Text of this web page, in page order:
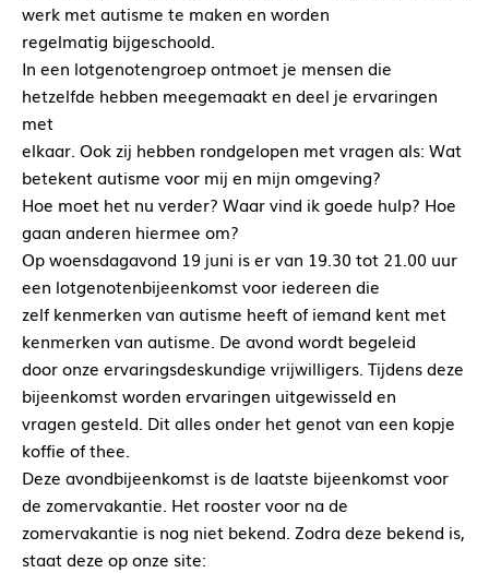
werk met autisme te maken en worden
regelmatig bijgeschoold.
In een lotgenotengroep ontmoet je mensen die
hetzelfde hebben meegemaakt en deel je ervaringen
met
elkaar. Ook zij hebben rondgelopen met vragen als: Wat
betekent autisme voor mij en mijn omgeving?
Hoe moet het nu verder? Waar vind ik goede hulp? Hoe
gaan anderen hiermee om?
Op woensdagavond 19 juni is er van 19.30 tot 21.00 uur
een lotgenotenbijeenkomst voor iedereen die
zelf kenmerken van autisme heeft of iemand kent met
kenmerken van autisme. De avond wordt begeleid
door onze ervaringsdeskundige vrijwilligers. Tijdens deze
bijeenkomst worden ervaringen uitgewisseld en
vragen gesteld. Dit alles onder het genot van een kopje
koffie of thee.
Deze avondbijeenkomst is de laatste bijeenkomst voor
de zomervakantie. Het rooster voor na de
zomervakantie is nog niet bekend. Zodra deze bekend is,
staat deze op onze site: